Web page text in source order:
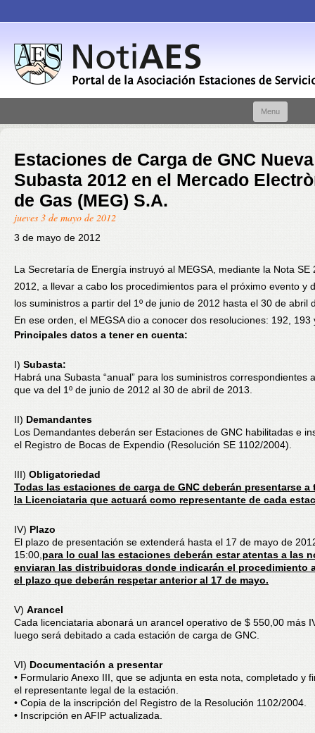
Menu
Estaciones de Carga de GNC Nueva
Subasta 2012 en el Mercado
de Gas (MEG) S.A.
jueves 3 de mayo de 2012
3 de mayo de 2012
La Secretaría de Energía instruyó al MEGSA, mediante la Nota SE
2012, a llevar a cabo los procedimientos para el próximo evento y
los suministros a partir del 1º de junio de 2012 hasta el 30 de abril
En ese orden, el MEGSA dio a conocer dos resoluciones: 192, 193
Principales datos a tener en cuenta:
I) Subasta:
Habrá una Subasta “anual” para los suministros correspondientes
que va del 1º de junio de 2012 al 30 de abril de 2013.
II) Demandantes
Los Demandantes deberán ser Estaciones de GNC habilitadas e
el Registro de Bocas de Expendio (Resolución SE 1102/2004).
III) Obligatoriedad
Todas las estaciones de carga de GNC deberán presentarse a
la Licenciataria que actuará como representante de cada
IV) Plazo
El plazo de presentación se extenderá hasta el 17 de mayo de
15:00, para lo cual las estaciones deberán estar atentas a las
enviaran las distribuidoras donde indicarán el procedimiento
el plazo que deberán respetar anterior al 17 de mayo.
V) Arancel
Cada licenciataria abonará un arancel operativo de $ 550,00 más
luego será debitado a cada estación de carga de GNC.
VI) Documentación a presentar
• Formulario Anexo III, que se adjunta en esta nota, completado y
el representante legal de la estación.
• Copia de la inscripción del Registro de la Resolución 1102/2004.
• Inscripción en AFIP actualizada.